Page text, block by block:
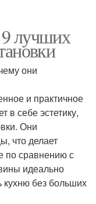
лучших
они
и практичное
в себе эстетику,
Они
что делает
по сравнению с
идеально
кухню без больших